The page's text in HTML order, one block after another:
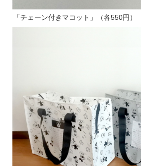
「チェーン付きマコット」（各550円）